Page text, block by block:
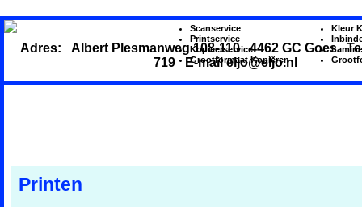
Adres: Albert Plesmanweg 108-110 4462 GC Goes
719 E-mail eljo@eljo.nl
Scanservice
Printservice
Kopieerservice
Grootformaat Kopiëren
Kleur
Printen